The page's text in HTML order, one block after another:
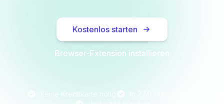
Kostenlos starten
Browser-Extension installieren